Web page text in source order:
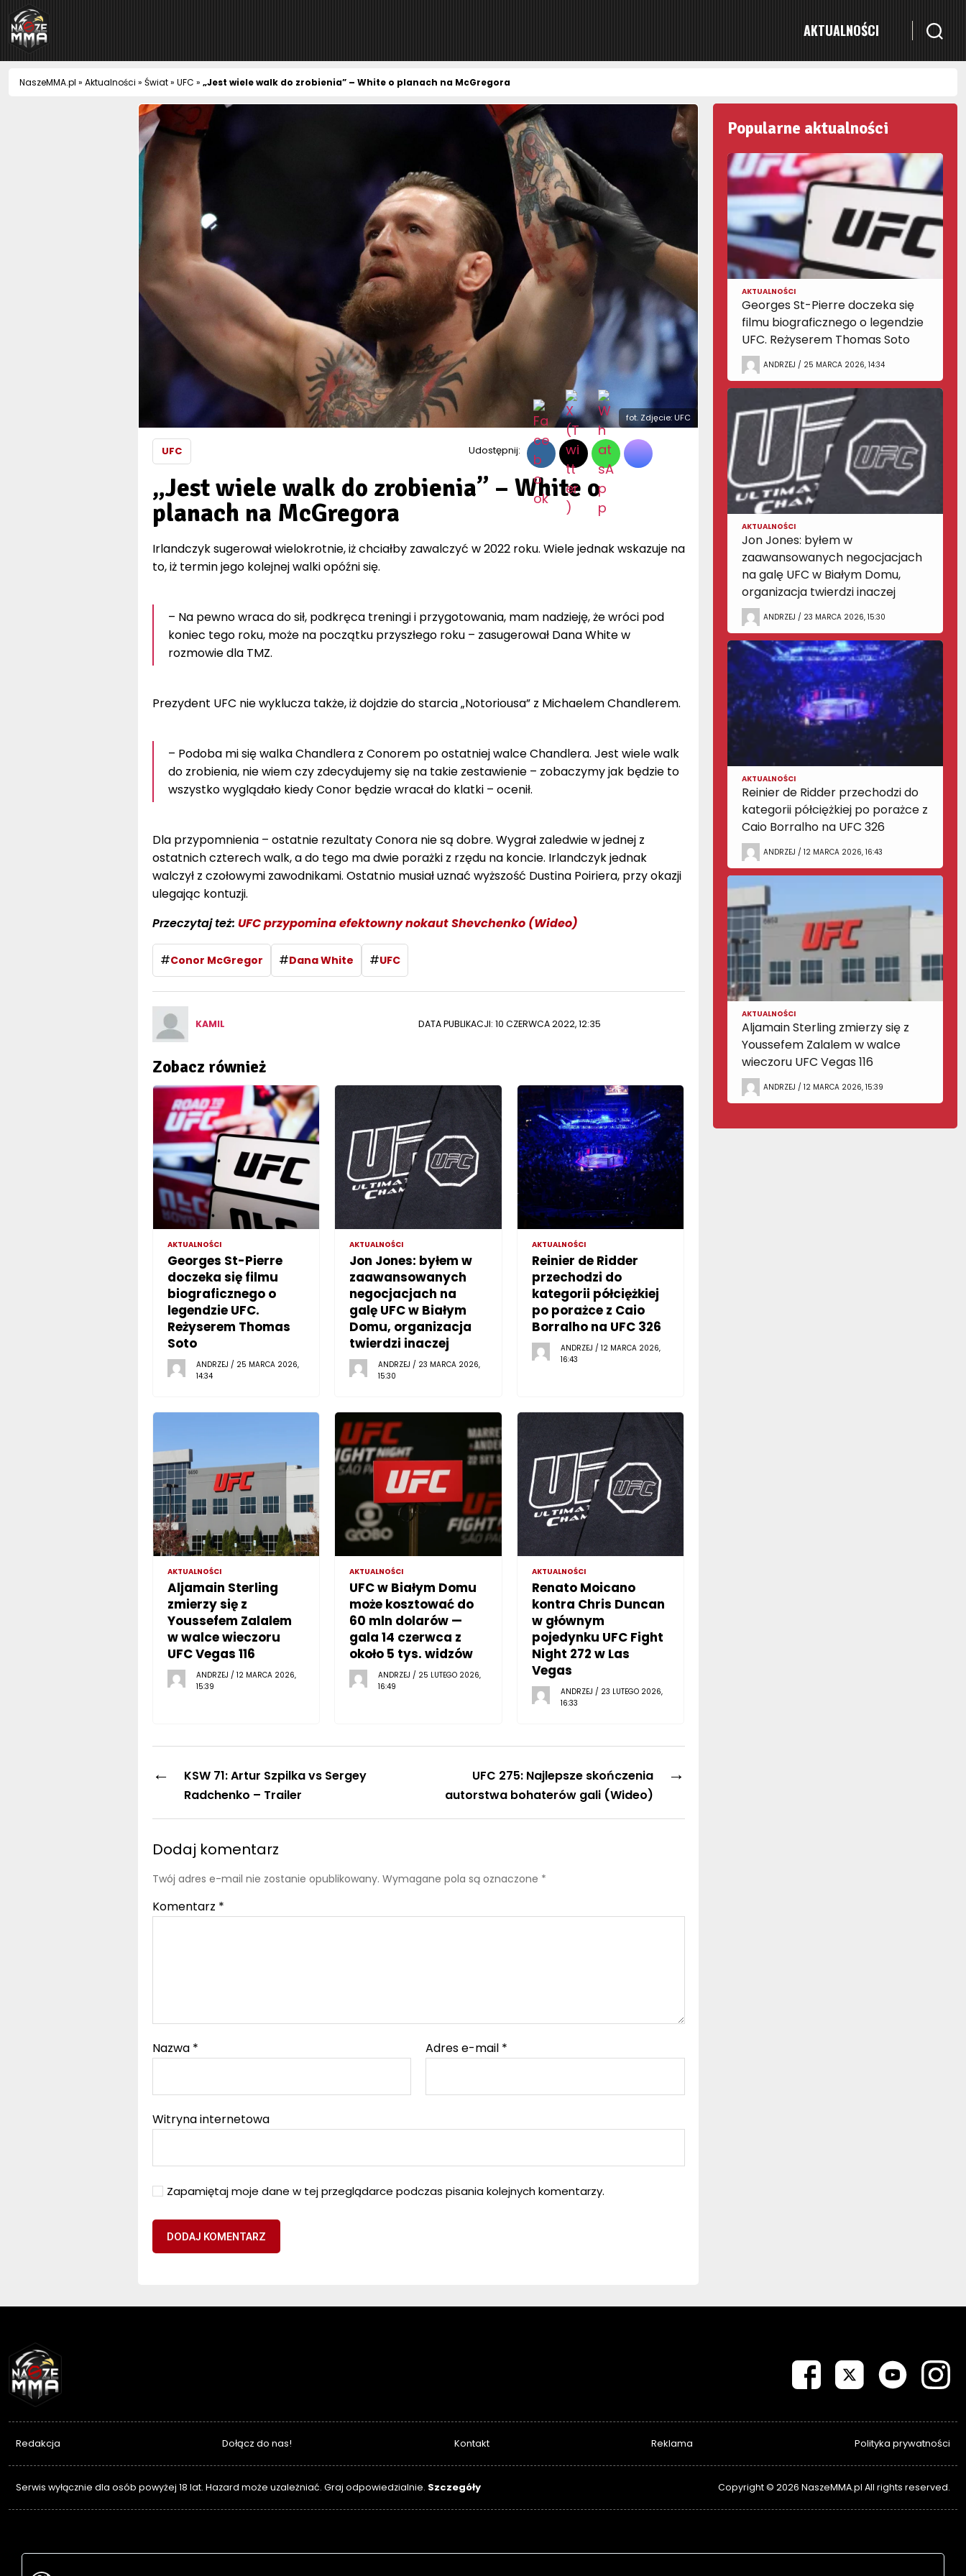
NaszeMMA
AKTUALNOŚCI
NaszeMMA.pl » Aktualności » Świat» UFC » „Jest wiele walk do zrobienia” – White o planach na McGregora
fot. Zdjęcie: UFC
UFC Udostępnij:
„Jest wiele walk do zrobienia” – White o
planach na McGregora
Irlandczyk sugerował wielokrotnie, iż chciałby zawalczyć w 2022 roku. Wiele jednak wskazuje na
to, iż termin jego kolejnej walki opóźni się.
– Na pewno wraca do sił, podkręca treningi i przygotowania, mam nadzieję, że wróci pod
koniec tego roku, może na początku przyszłego roku – zasugerował Dana White w
rozmowie dla TMZ.
Prezydent UFC nie wyklucza także, iż dojdzie do starcia „Notoriousa” z Michaelem Chandlerem.
– Podoba mi się walka Chandlera z Conorem po ostatniej walce Chandlera. Jest wiele walk
do zrobienia, nie wiem czy zdecydujemy się na takie zestawienie – zobaczymy jak będzie to
wszystko wyglądało kiedy Conor będzie wracał do klatki – ocenił.
Dla przypomnienia – ostatnie rezultaty Conora nie są dobre. Wygrał zaledwie w jednej z
ostatnich czterech walk, a do tego ma dwie porażki z rzędu na koncie. Irlandczyk jednak
walczył z czołowymi zawodnikami. Ostatnio musiał uznać wyższość Dustina Poiriera, przy okazji
ulegając kontuzji.
Przeczytaj też: UFC przypomina efektowny nokaut Shevchenko (Wideo)
#Conor McGregor #Dana White #UFC
KAMIL DATA PUBLIKACJI: 10 CZERWCA 2022, 12:35
Zobacz również
AKTUALNOŚCI
Georges St-Pierre
doczeka się filmu
biograficznego o
legendzie UFC.
Reżyserem Thomas
Soto
ANDRZEJ / 25 MARCA 2026,
14:34
AKTUALNOŚCI
Jon Jones: byłem w
zaawansowanych
negocjacjach na
galę UFC w Białym
Domu, organizacja
twierdzi inaczej
ANDRZEJ / 23 MARCA 2026,
15:30
AKTUALNOŚCI
Reinier de Ridder
przechodzi do
kategorii półciężkiej
po porażce z Caio
Borralho na UFC 326
ANDRZEJ / 12 MARCA 2026,
16:43
AKTUALNOŚCI
Aljamain Sterling
zmierzy się z
Youssefem Zalalem
w walce wieczoru
UFC Vegas 116
ANDRZEJ / 12 MARCA 2026,
15:39
AKTUALNOŚCI
UFC w Białym Domu
może kosztować do
60 mln dolarów —
gala 14 czerwca z
około 5 tys. widzów
ANDRZEJ / 25 LUTEGO 2026,
16:49
AKTUALNOŚCI
Renato Moicano
kontra Chris Duncan
w głównym
pojedynku UFC Fight
Night 272 w Las
Vegas
ANDRZEJ / 23 LUTEGO 2026,
16:33
←
KSW 71: Artur Szpilka vs Sergey
Radchenko – Trailer
→
UFC 275: Najlepsze skończenia
autorstwa bohaterów gali (Wideo)
Dodaj komentarz
Twój adres e-mail nie zostanie opublikowany. Wymagane pola są oznaczone *
Komentarz *
Nazwa * Adres e-mail *
Witryna internetowa
Zapamiętaj moje dane w tej przeglądarce podczas pisania kolejnych komentarzy.
Popularne aktualności
AKTUALNOŚCI
Georges St-Pierre doczeka się
filmu biograficznego o legendzie
UFC. Reżyserem Thomas Soto
ANDRZEJ / 25 MARCA 2026, 14:34
AKTUALNOŚCI
Jon Jones: byłem w
zaawansowanych negocjacjach
na galę UFC w Białym Domu,
organizacja twierdzi inaczej
ANDRZEJ / 23 MARCA 2026, 15:30
AKTUALNOŚCI
Reinier de Ridder przechodzi do
kategorii półciężkiej po porażce z
Caio Borralho na UFC 326
ANDRZEJ / 12 MARCA 2026, 16:43
AKTUALNOŚCI
Aljamain Sterling zmierzy się z
Youssefem Zalalem w walce
wieczoru UFC Vegas 116
ANDRZEJ / 12 MARCA 2026, 15:39
Redakcja Dołącz do nas! Kontakt Reklama Polityka prywatności
Serwis wyłącznie dla osób powyżej 18 lat. Hazard może uzależniać. Graj odpowiedzialnie. Szczegóły Copyright © 2026 NaszeMMA.pl All rights reserved.